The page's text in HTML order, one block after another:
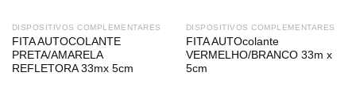
DISPOSITIVOS COMPLEMENTARES
FITA AUTOCOLANTE
PRETA/AMARELA
REFLETORA 33mx 5cm
DISPOSITIVOS COMPLEMENTARES
FITA AUTOcolante
VERMELHO/BRANCO 33m x
5cm